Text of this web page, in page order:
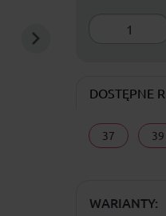
DOSTĘPNE
37 39
WARIANTY: